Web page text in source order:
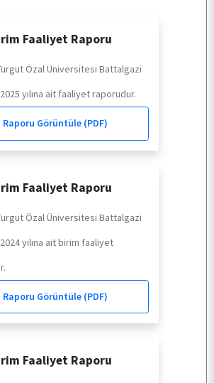
Faaliyet Raporu
Özal Üniversitesi Battalgazi
yılına ait faaliyet raporudur.
Raporu Görüntüle (PDF)
Faaliyet Raporu
Özal Üniversitesi Battalgazi
yılına ait birim faaliyet
Raporu Görüntüle (PDF)
Faaliyet Raporu